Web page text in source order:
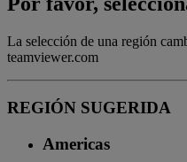
La selección de una región
teamviewer.com
REGIÓN SUGERIDA
Americas